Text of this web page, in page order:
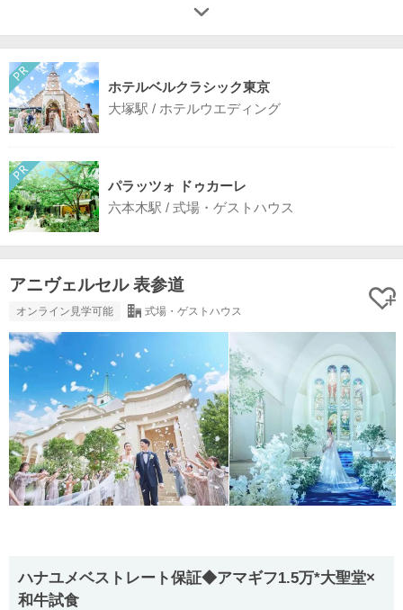
ホテルベルクラシック東京
大塚駅 / ホテルウエディング
パラッツォ ドゥカーレ
六本木駅 / 式場・ゲストハウス
アニヴェルセル 表参道
オンライン見学可能 式場・ゲストハウス
ハナユメベストレート保証◆アマギフ1.5万*大聖堂×
和牛試食